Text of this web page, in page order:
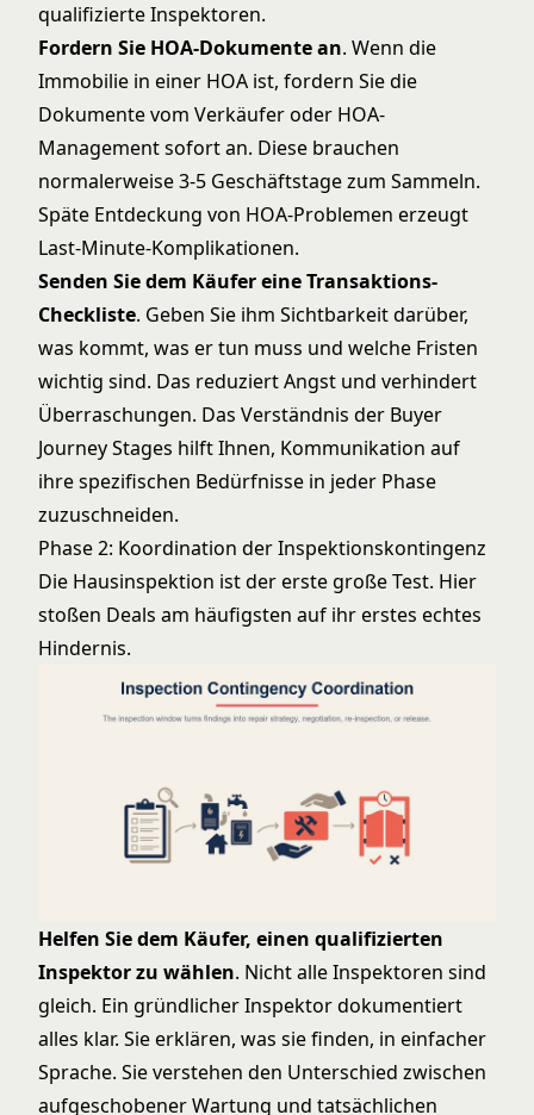
qualifizierte Inspektoren.
Fordern Sie HOA-Dokumente an. Wenn die
Immobilie in einer HOA ist, fordern Sie die
Dokumente vom Verkäufer oder HOA-
Management sofort an. Diese brauchen
normalerweise 3-5 Geschäftstage zum Sammeln.
Späte Entdeckung von HOA-Problemen erzeugt
Last-Minute-Komplikationen.
Senden Sie dem Käufer eine Transaktions-
Checkliste. Geben Sie ihm Sichtbarkeit darüber,
was kommt, was er tun muss und welche Fristen
wichtig sind. Das reduziert Angst und verhindert
Überraschungen. Das Verständnis der Buyer
Journey Stages hilft Ihnen, Kommunikation auf
ihre spezifischen Bedürfnisse in jeder Phase
zuzuschneiden.
Phase 2: Koordination der Inspektionskontingenz
Die Hausinspektion ist der erste große Test. Hier
stoßen Deals am häufigsten auf ihr erstes echtes
Hindernis.
Helfen Sie dem Käufer, einen qualifizierten
Inspektor zu wählen. Nicht alle Inspektoren sind
gleich. Ein gründlicher Inspektor dokumentiert
alles klar. Sie erklären, was sie finden, in einfacher
Sprache. Sie verstehen den Unterschied zwischen
aufgeschobener Wartung und tatsächlichen